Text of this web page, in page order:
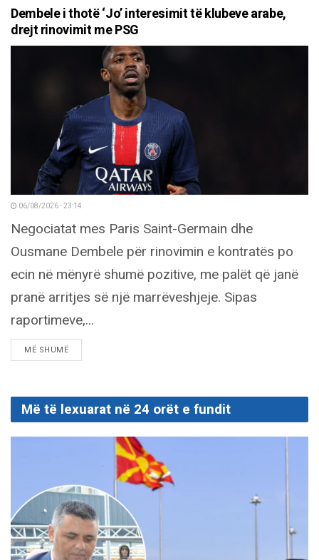
Dembele i thotë ‘Jo’ interesimit të klubeve arabe,
drejt rinovimit me PSG
06/08/2026 - 23:14
Negociatat mes Paris Saint-Germain dhe
Ousmane Dembele për rinovimin e kontratës po
ecin në mënyrë shumë pozitive, me palët që janë
pranë arritjes së një marrëveshjeje. Sipas
raportimeve,...
MË SHUMËDETAILS
Më të lexuarat në 24 orët e fundit